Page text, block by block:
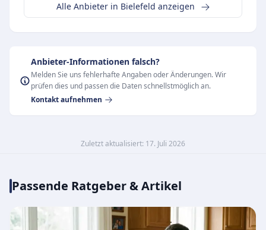
Alle Anbieter in Bielefeld anzeigen
Anbieter-Informationen falsch?
Melden Sie uns fehlerhafte Angaben oder Änderungen. Wir
prüfen dies und passen die Daten schnellstmöglich an.
Kontakt aufnehmen
Zuletzt aktualisiert: 17. Juli 2026
Passende Ratgeber & Artikel